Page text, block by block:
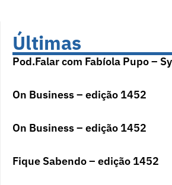
Últimas
Pod.Falar com Fabíola Pupo –
On Business – edição 1452
On Business – edição 1452
Fique Sabendo – edição 1452